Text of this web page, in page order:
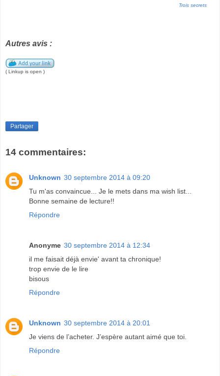
Trois secrets
Autres avis :
( Linkup is open )
Partager
14 commentaires:
Unknown 30 septembre 2014 à 09:20
Tu m'as convaincue... Je le mets dans ma wish list...
Bonne semaine de lecture!!
Répondre
Anonyme 30 septembre 2014 à 12:34
il me faisait déjà envie' avant ta chronique!
trop envie de le lire
bisous
Répondre
Unknown 30 septembre 2014 à 20:01
Je viens de l’acheter. J’espère autant aimé que toi.
Répondre